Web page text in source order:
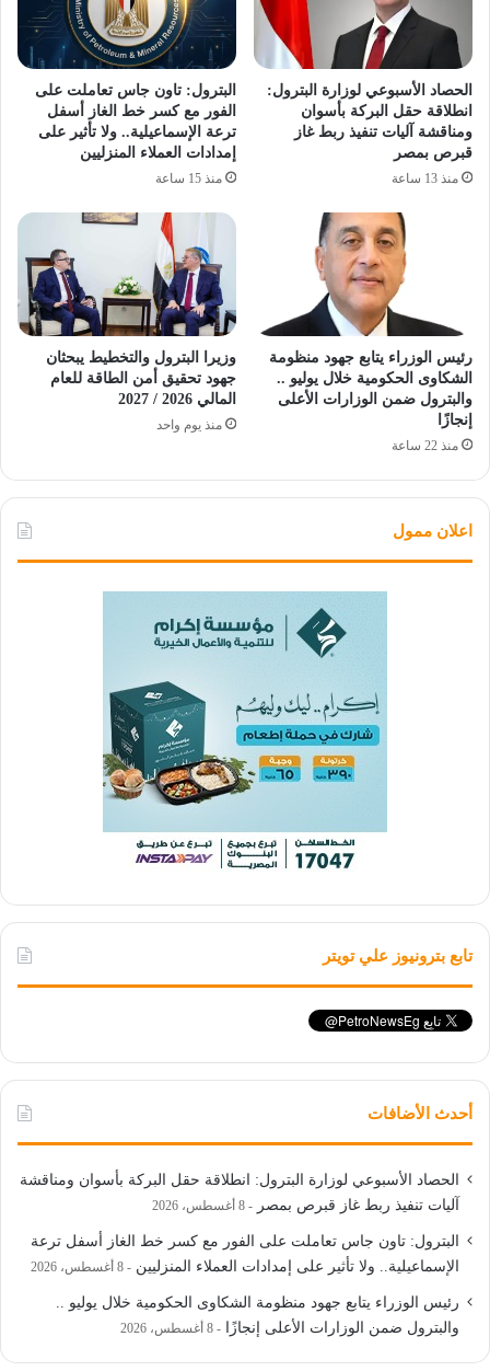
الحصاد الأسبوعي لوزارة البترول:
انطلاقة حقل البركة بأسوان
ومناقشة آليات تنفيذ ربط غاز
قبرص بمصر
منذ 13 ساعة
البترول: تاون جاس تعاملت على
الفور مع كسر خط الغاز أسفل
ترعة الإسماعيلية.. ولا تأثير على
إمدادات العملاء المنزليين
منذ 15 ساعة
رئيس الوزراء يتابع جهود منظومة
الشكاوى الحكومية خلال يوليو ..
والبترول ضمن الوزارات الأعلى
إنجازًا
منذ 22 ساعة
وزيرا البترول والتخطيط يبحثان
جهود تحقيق أمن الطاقة للعام
المالي 2026 / 2027
منذ يوم واحد
اعلان ممول
تابع بترونيوز علي تويتر
أحدث الأضافات
الحصاد الأسبوعي لوزارة البترول: انطلاقة حقل البركة بأسوان ومناقشة
آليات تنفيذ ربط غاز قبرص بمصر
8 أغسطس، 2026
البترول: تاون جاس تعاملت على الفور مع كسر خط الغاز أسفل ترعة
الإسماعيلية.. ولا تأثير على إمدادات العملاء المنزليين
8 أغسطس، 2026
رئيس الوزراء يتابع جهود منظومة الشكاوى الحكومية خلال يوليو ..
والبترول ضمن الوزارات الأعلى إنجازًا
8 أغسطس، 2026